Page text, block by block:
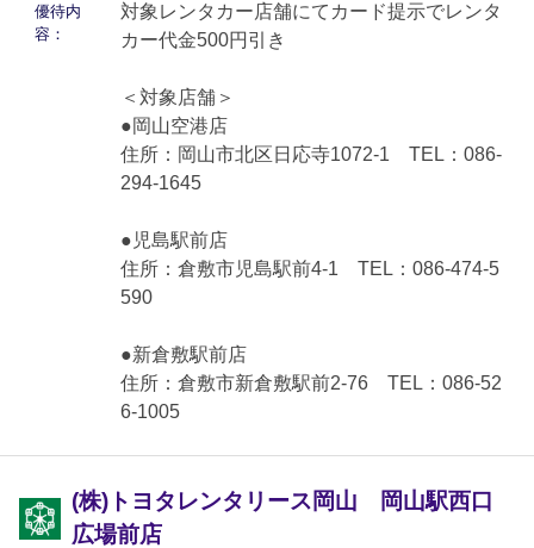
優待内
容：
対象レンタカー店舗にてカード提示でレンタ
カー代金500円引き
＜対象店舗＞
●岡山空港店
住所：岡山市北区日応寺1072-1 TEL：086-
294-1645
●児島駅前店
住所：倉敷市児島駅前4-1 TEL：086-474-5
590
●新倉敷駅前店
住所：倉敷市新倉敷駅前2-76 TEL：086-52
6-1005
(株)トヨタレンタリース岡山 岡山駅西口
広場前店